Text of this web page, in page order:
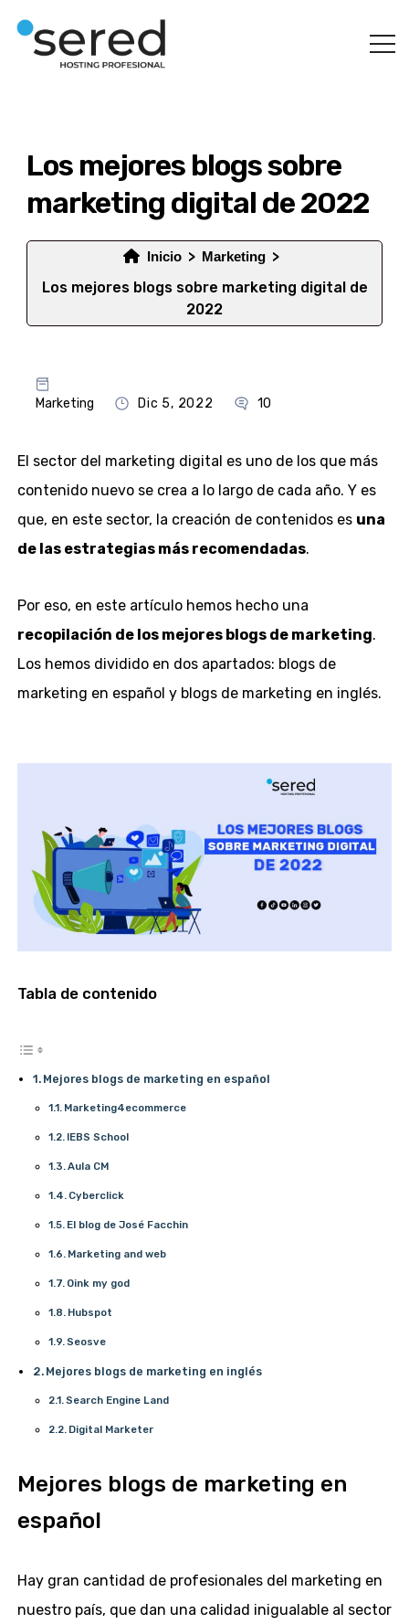
Los mejores blogs sobre
marketing digital de 2022
Inicio Marketing
Los mejores blogs sobre marketing digital de
2022
Marketing Dic 5, 2022 10
El sector del marketing digital es uno de los que más
contenido nuevo se crea a lo largo de cada año. Y es
que, en este sector, la creación de contenidos es una
de las estrategias más recomendadas.
Por eso, en este artículo hemos hecho una
recopilación de los mejores blogs de marketing.
Los hemos dividido en dos apartados: blogs de
marketing en español y blogs de marketing en inglés.
Tabla de contenido
Mejores blogs de marketing en español
Marketing4ecommerce
IEBS School
Aula CM
Cyberclick
El blog de José Facchin
Marketing and web
Oink my god
Hubspot
Seosve
Mejores blogs de marketing en inglés
Search Engine Land
Digital Marketer
Mejores blogs de marketing en
español
Hay gran cantidad de profesionales del marketing en
nuestro país, que dan una calidad inigualable al sector